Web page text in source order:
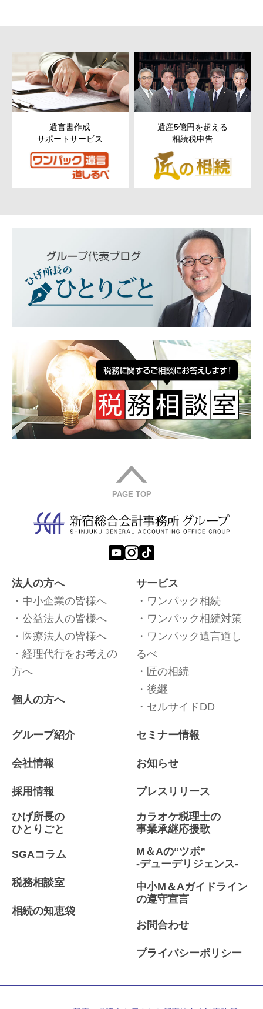
遺産5億円を超える
相続税申告
次世代以降まで残す
ための財産管理
PAGE TOP
法人の方へ
中小企業の皆様へ
公益法人の皆様へ
医療法人の皆様へ
経理代行をお考えの
方へ
個人の方へ
サービス
ワンパック相続
ワンパック相続対策
ワンパック遺言道し
るべ
匠の相続
後継
セルサイドDD
グループ紹介
会社情報
採用情報
セミナー情報
お知らせ
プレスリリース
ひげ所長の
ひとりごと
SGAコラム
税務相談室
相続の知恵袋
カラオケ税理士の
事業承継応援歌
M＆Aの“ツボ”
-デューデリジェンス-
中小M＆Aガイドライン
の遵守宣言
お問合わせ
プライバシーポリシー